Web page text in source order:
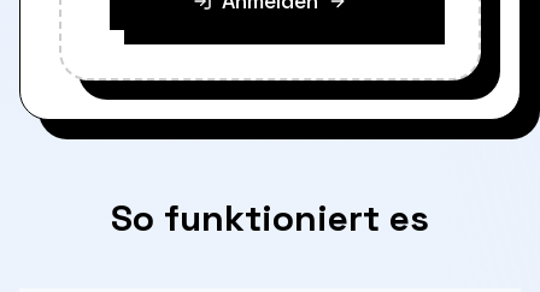
So funktioniert es